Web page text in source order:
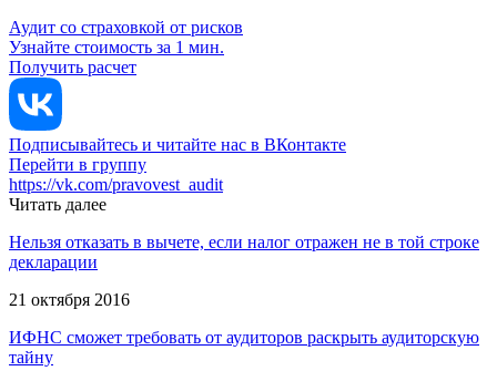
Аудит со страховкой от рисков
Узнайте стоимость за 1 мин.
Получить расчет
Подписывайтесь и читайте нас в ВКонтакте
Перейти в группу
https://vk.com/pravovest_audit
Читать далее
Нельзя отказать в вычете, если налог отражен не в той строке
декларации
21 октября 2016
ИФНС сможет требовать от аудиторов раскрыть аудиторскую
тайну